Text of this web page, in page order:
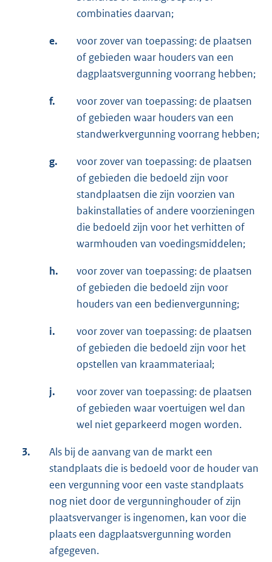
combinaties daarvan;
e.
voor zover van toepassing: de plaatsen
of gebieden waar houders van een
dagplaatsvergunning voorrang hebben;
f.
voor zover van toepassing: de plaatsen
of gebieden waar houders van een
standwerkvergunning voorrang hebben;
g.
voor zover van toepassing: de plaatsen
of gebieden die bedoeld zijn voor
standplaatsen die zijn voorzien van
bakinstallaties of andere voorzieningen
die bedoeld zijn voor het verhitten of
warmhouden van voedingsmiddelen;
h.
voor zover van toepassing: de plaatsen
of gebieden die bedoeld zijn voor
houders van een bedienvergunning;
i.
voor zover van toepassing: de plaatsen
of gebieden die bedoeld zijn voor het
opstellen van kraammateriaal;
j.
voor zover van toepassing: de plaatsen
of gebieden waar voertuigen wel dan
wel niet geparkeerd mogen worden.
3.
Als bij de aanvang van de markt een
standplaats die is bedoeld voor de houder van
een vergunning voor een vaste standplaats
nog niet door de vergunninghouder of zijn
plaatsvervanger is ingenomen, kan voor die
plaats een dagplaatsvergunning worden
afgegeven.